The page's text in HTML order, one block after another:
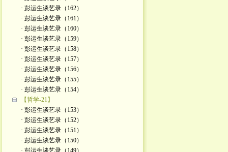
· 彭运生谈艺录（162）
· 彭运生谈艺录（161）
· 彭运生谈艺录（160）
· 彭运生谈艺录（159）
· 彭运生谈艺录（158）
· 彭运生谈艺录（157）
· 彭运生谈艺录（156）
· 彭运生谈艺录（155）
· 彭运生谈艺录（154）
【哲学-21】
· 彭运生谈艺录（153）
· 彭运生谈艺录（152）
· 彭运生谈艺录（151）
· 彭运生谈艺录（150）
· 彭运生谈艺录（149）